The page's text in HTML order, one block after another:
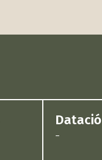
Datació
-